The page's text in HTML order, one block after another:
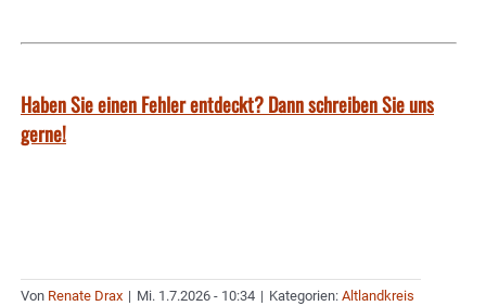
Haben Sie einen Fehler entdeckt? Dann schreiben Sie uns
gerne!
Von Renate Drax | Mi. 1.7.2026 - 10:34 | Kategorien: Altlandkreis